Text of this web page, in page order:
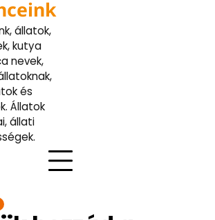
állatok,
kutya
nevek,
és
Állatok
állati